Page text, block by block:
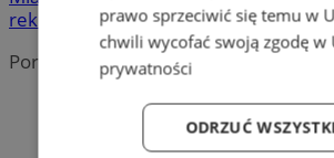
reklama
Portal należy do sieci
prawo sprzeciwić się temu w
chwili wycofać swoją zgodę w
prywatności
ODRZUĆ